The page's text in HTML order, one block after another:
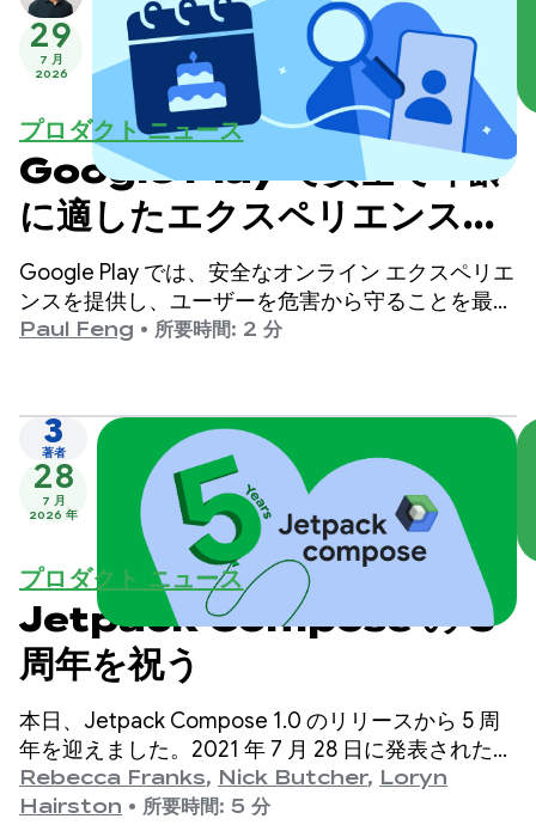
29
7 月
2026
プロダクト ニュース
Google Play で安全で年齢
に適したエクスペリエンスを
提供
Google Play では、安全なオンライン エクスペリエ
ンスを提供し、ユーザーを危害から守ることを最優
先事項としています。
Paul Feng • 所要時間: 2 分
3
著者
28
7 月
2026 年
プロダクト ニュース
Jetpack Compose の 5
周年を祝う
本日、Jetpack Compose 1.0 のリリースから 5 周
年を迎えました。2021 年 7 月 28 日に発表されたバ
ージョン 1.0 から最新の 1.11 リリースまで、API は
長年にわたって大幅に進化してきました。この機会
Rebecca Franks, Nick Butcher, Loryn
Hairston • 所要時間: 5 分